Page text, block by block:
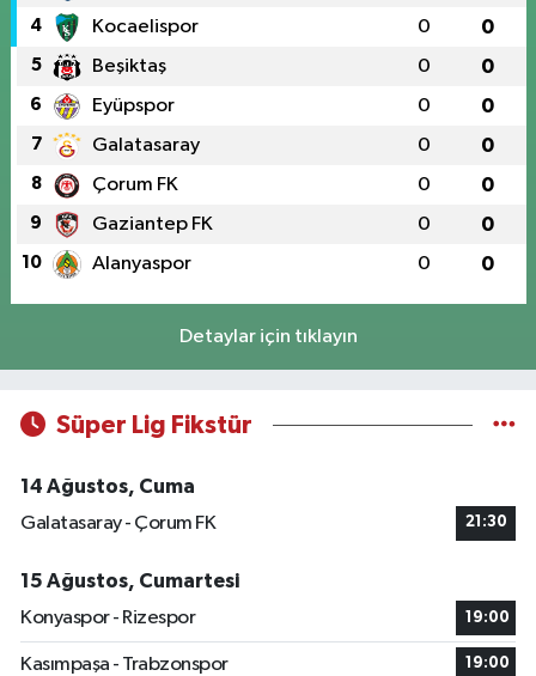
4 Kocaelispor 0 0
5 Beşiktaş 0 0
6 Eyüpspor 0 0
7 Galatasaray 0 0
8 Çorum FK 0 0
9 Gaziantep FK 0 0
10 Alanyaspor 0 0
Detaylar için tıklayın
Süper Lig Fikstür
14 Ağustos, Cuma
Galatasaray - Çorum FK
21:30
15 Ağustos, Cumartesi
Konyaspor - Rizespor
19:00
Kasımpaşa - Trabzonspor 19:00